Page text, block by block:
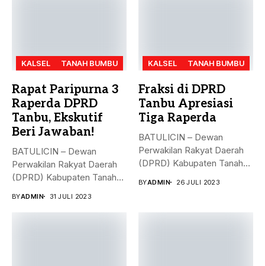
KALSEL TANAH BUMBU
Rapat Paripurna 3
Raperda DPRD
Tanbu, Ekskutif
Beri Jawaban!
BATULICIN – Dewan
Perwakilan Rakyat Daerah
(DPRD) Kabupaten Tanah
BYADMIN 31 JULI 2023
KALSEL TANAH BUMBU
Fraksi di DPRD
Tanbu Apresiasi
Tiga Raperda
BATULICIN – Dewan
Perwakilan Rakyat Daerah
(DPRD) Kabupaten Tanah
BYADMIN 26 JULI 2023